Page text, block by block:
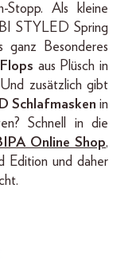
Stopp. Als kleine
STYLED Spring
ganz Besonderes
aus Plüsch in
zusätzlich gibt
Schlafmasken in
Schnell in die
Online Shop,
Edition und daher